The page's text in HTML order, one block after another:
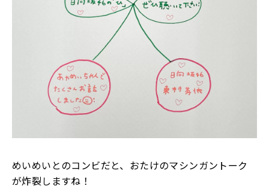
めいめいとのコンビだと、おたけのマシンガントーク
が炸裂しますね！